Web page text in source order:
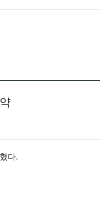
다.